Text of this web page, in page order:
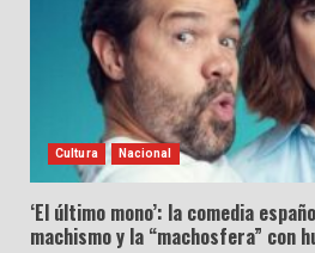
Cultura Nacional
‘El último mono’: la comedia
machismo y la “machosfera” con